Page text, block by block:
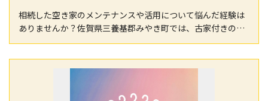
相続した空き家のメンテナンスや活用について悩んだ経験は
ありませんか？佐賀県三養基郡みやき町では、古家付きの土
地や中古住宅の放置による資産価値の低下や維持コスト…